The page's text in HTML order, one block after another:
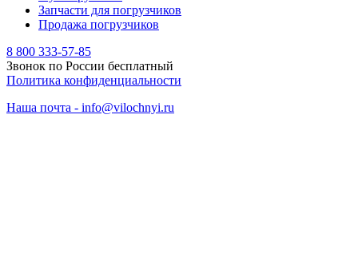
Запчасти для погрузчиков
Продажа погрузчиков
8 800 333-57-85
Звонок по России бесплатный
Политика конфиденциальности
Наша почта - info@vilochnyi.ru